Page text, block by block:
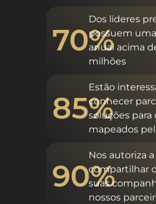
70%
Dos líderes
possuem
anual acima
milhões
85%
Estão
conhecer
soluções para
mapeados
90%
Nos autoriza a
compartilhar
suas
nossos